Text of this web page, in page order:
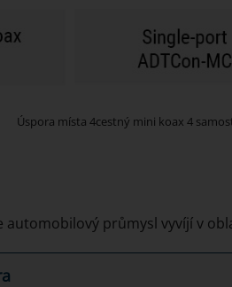
Úspora místa 4cestný mini koax 4
automobilový průmysl vyvíjí v